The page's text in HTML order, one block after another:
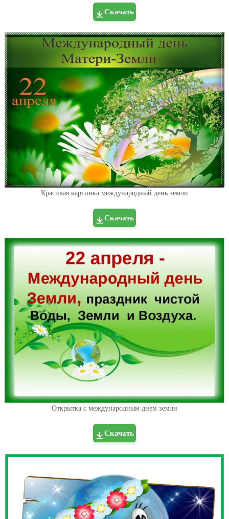
Скачать
Красивая картинка международный день земли
Скачать
Открытка с международным днем земли
Скачать